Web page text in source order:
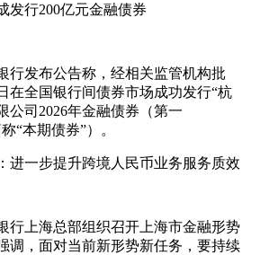
发行200亿元金融债券
行发布公告称，经相关监管机构批
在全国银行间债券市场成功发行“杭
公司2026年金融债券（第一
“本期债券”）。
进一步提升跨境人民币业务服务质效
行上海总部组织召开上海市金融形势
调，面对当前新形势新任务，要持续